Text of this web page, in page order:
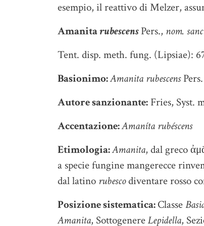
esempio, il reattivo di Melzer,
AmanitarubescensPers., nom.
Tent. disp. meth. fung. (Lipsiae):
Basionimo:Amanita rubescens
Autore sanzionante: Fries, Syst.
Accentazione:Amaníta rubéscens
Etimologia:Amanita, dal greco
a specie fungine mangerecce
dal latino rubescodiventare rosso
Posizione sistematica:Classe
Amanita, SottogenereLepidella,